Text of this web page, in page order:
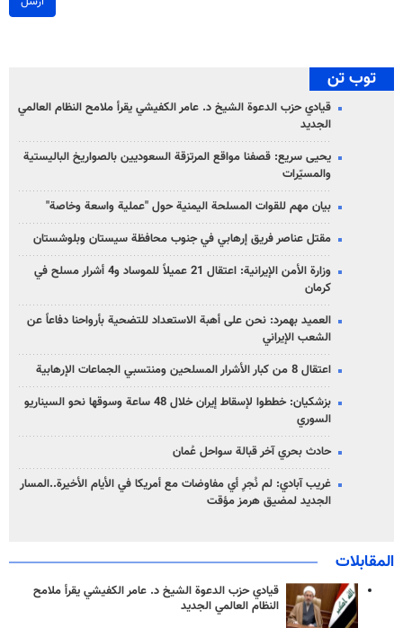
توب تن
قيادي حزب الدعوة الشيخ د. عامر الكفيشي يقرأ ملامح النظام العالمي
الجديد
يحيى سريع: قصفنا مواقع المرتزقة السعوديين بالصواريخ الباليستية
والمسيّرات
بيان مهم للقوات المسلحة اليمنية حول "عملية واسعة وخاصة"
مقتل عناصر فريق إرهابي في جنوب محافظة سيستان وبلوشستان
وزارة الأمن الإيرانية: اعتقال 21 عميلاً للموساد و4 أشرار مسلح في
كرمان
العميد بهمرد: نحن على أهبة الاستعداد للتضحية بأرواحنا دفاعاً عن
الشعب الإيراني
اعتقال 8 من كبار الأشرار المسلحين ومنتسبي الجماعات الإرهابية
بزشكيان: خططوا لإسقاط إيران خلال 48 ساعة وسوقها نحو السيناريو
السوري
حادث بحري آخر قبالة سواحل عُمان
غريب آبادي: لم نُجرِ أي مفاوضات مع أمريكا في الأيام الأخيرة..المسار
الجديد لمضيق هرمز مؤقت
المقابلات
قيادي حزب الدعوة الشيخ د. عامر الكفيشي يقرأ ملامح
النظام العالمي الجديد